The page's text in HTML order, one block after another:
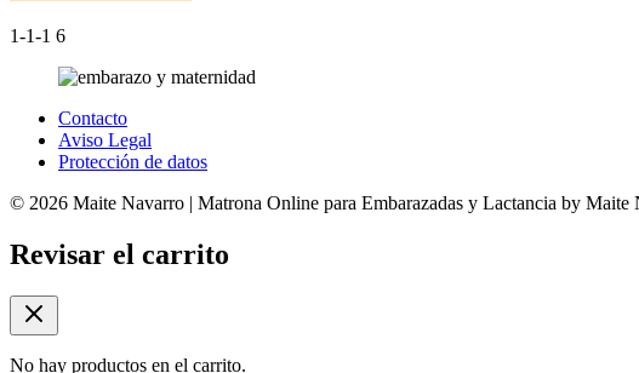
1-1-1 6
Contacto
Aviso Legal
Protección de datos
© 2026 Maite Navarro | Matrona Online para Embarazadas y Lactancia by Maite
Revisar el carrito
No hay productos en el carrito.